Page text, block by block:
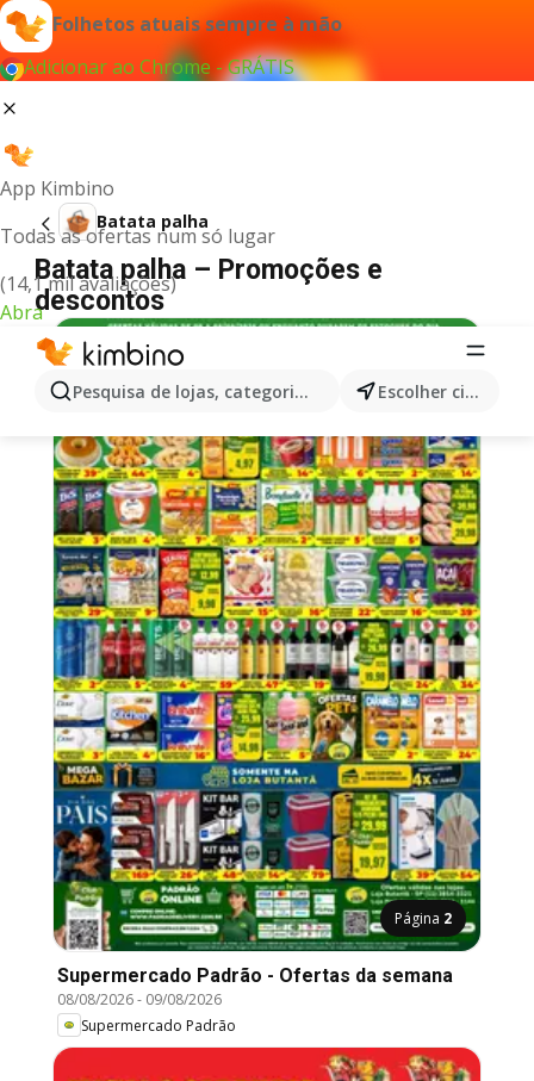
Folhetos atuais sempre à mão
Adicionar ao Chrome - GRÁTIS
App Kimbino
Todas as ofertas num só lugar
(14,1 mil avaliações)
Abra
Pesquisa de lojas, categorias,produtos... Escolher cidade
Batata palha
Batata palha – Promoções e
descontos
Página 2
Supermercado Padrão - Ofertas da semana
08/08/2026- 09/08/2026
Supermercado Padrão